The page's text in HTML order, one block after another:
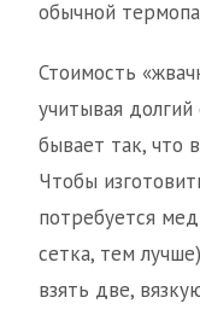
обычной
Стоимость
учитывая
бывает так, что
Чтобы
потребуется
сетка, тем
взять две,